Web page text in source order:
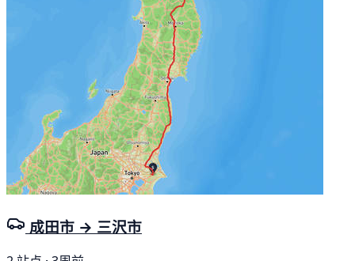
成田市 → 三沢市